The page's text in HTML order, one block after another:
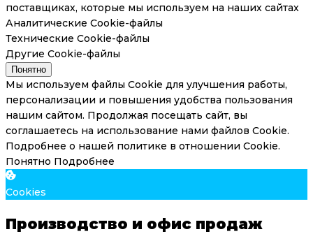
поставщиках, которые мы используем на наших сайтах
Аналитические Cookie-файлы
Технические Cookie-файлы
Другие Cookie-файлы
Понятно
Мы используем файлы Cookie для улучшения работы,
персонализации и повышения удобства пользования
нашим сайтом. Продолжая посещать сайт, вы
соглашаетесь на использование нами файлов Cookie.
Подробнее о нашей политике в отношении Cookie.
Понятно Подробнее
Cookies
Производство и офис продаж